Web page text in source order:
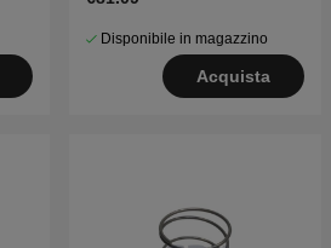
Disponibile in magazzino
Acquista